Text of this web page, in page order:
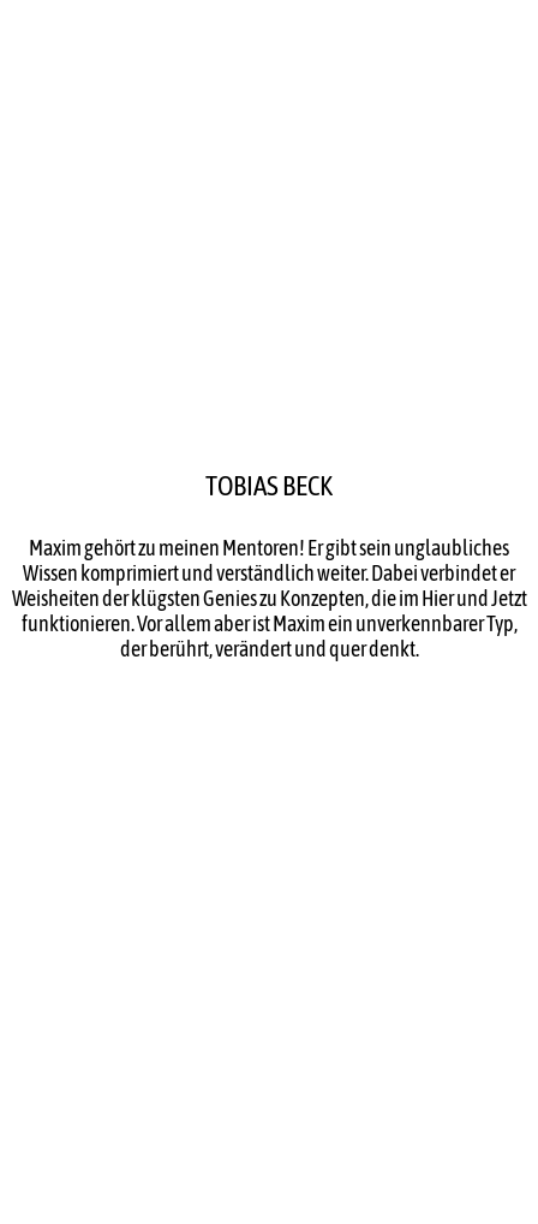
TOBIAS BECK
Maxim gehört zu meinen Mentoren! Er gibt sein unglaubliches
Wissen komprimiert und verständlich weiter. Dabei verbindet er
Weisheiten der klügsten Genies zu Konzepten, die im Hier und Jetzt
funktionieren. Vor allem aber ist Maxim ein unverkennbarer Typ,
der berührt, verändert und quer denkt.